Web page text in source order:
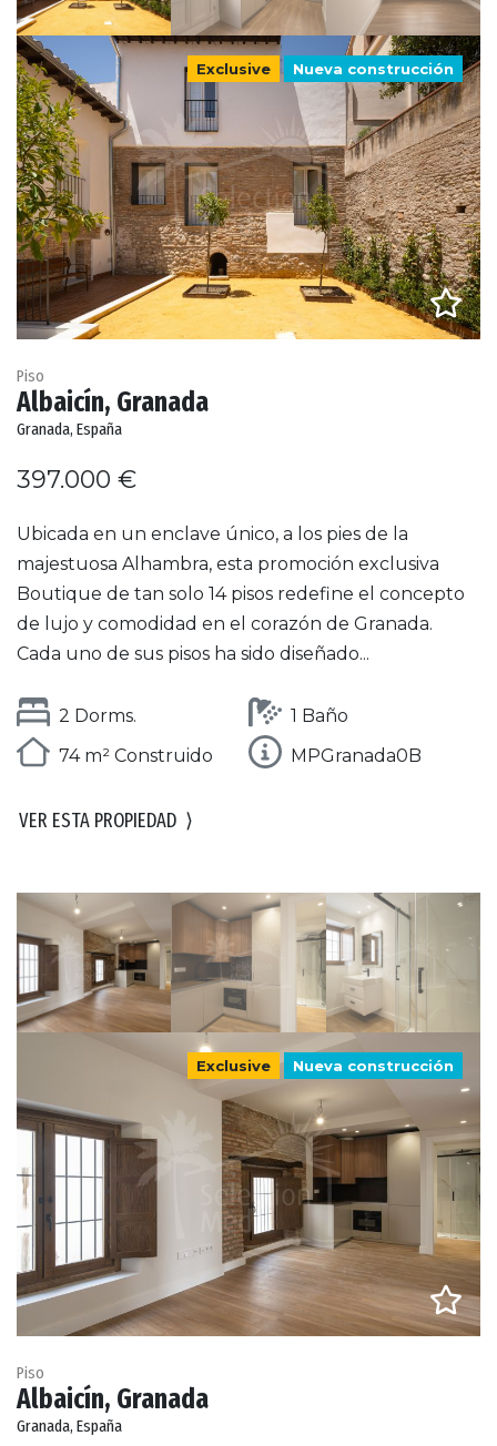
Exclusive Nueva construcción
Piso
Albaicín, Granada
Granada, España
397.000 €
Ubicada en un enclave único, a los pies de la
majestuosa Alhambra, esta promoción exclusiva
Boutique de tan solo 14 pisos redefine el concepto
de lujo y comodidad en el corazón de Granada.
Cada uno de sus pisos ha sido diseñado...
2 Dorms.
1 Baño
74 m² Construido
MPGranada0B
VER ESTA PROPIEDAD ⟩
Exclusive Nueva construcción
Piso
Albaicín, Granada
Granada, España